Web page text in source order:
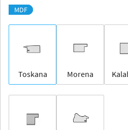
MDF
Toskana Morena